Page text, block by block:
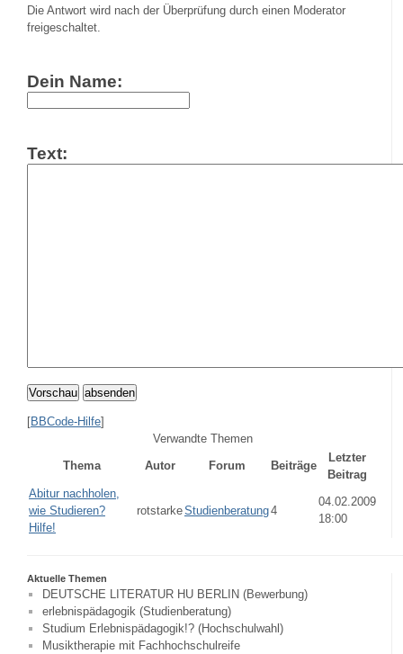
Die Antwort wird nach der Überprüfung durch einen Moderator
freigeschaltet.
Dein Name:
Text:
Vorschau absenden
[BBCode-Hilfe]
Verwandte Themen
Thema
Autor Forum Beiträge
Letzter
Beitrag
Abitur nachholen,
wie Studieren?
Hilfe!
rotstarkeStudienberatung4
04.02.2009
18:00
Aktuelle Themen
DEUTSCHE LITERATUR HU BERLIN (Bewerbung)
erlebnispädagogik (Studienberatung)
Studium Erlebnispädagogik!? (Hochschulwahl)
Musiktherapie mit Fachhochschulreife